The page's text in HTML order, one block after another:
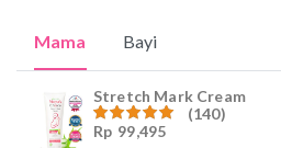
Mama Bayi
Stretch Mark Cream
Dinilai
(140)
Rp 99,495